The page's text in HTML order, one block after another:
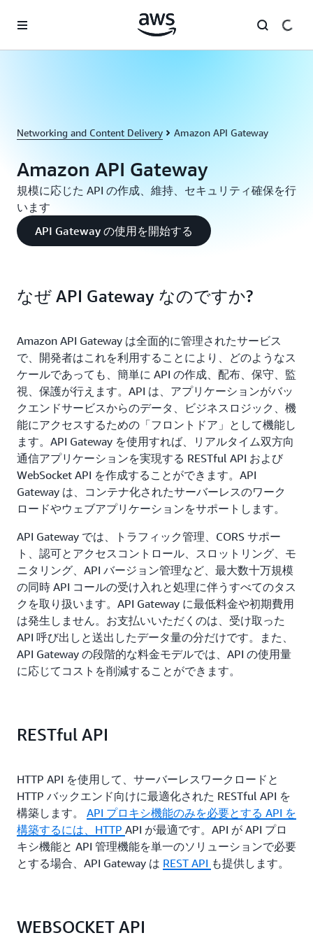
Networking and Content Delivery Amazon API Gateway
Amazon API Gateway
規模に応じた API の作成、維持、セキュリティ確保を行
います
API Gateway の使用を開始する
なぜ API Gateway なのですか?
Amazon API Gateway は全面的に管理されたサービス
で、開発者はこれを利用することにより、どのようなス
ケールであっても、簡単に API の作成、配布、保守、監
視、保護が行えます。API は、アプリケーションがバッ
クエンドサービスからのデータ、ビジネスロジック、機
能にアクセスするための「フロントドア」として機能し
ます。API Gateway を使用すれば、リアルタイム双方向
通信アプリケーションを実現する RESTful API および
WebSocket API を作成することができます。API
Gateway は、コンテナ化されたサーバーレスのワーク
ロードやウェブアプリケーションをサポートします。
API Gateway では、トラフィック管理、CORS サポー
ト、認可とアクセスコントロール、スロットリング、モ
ニタリング、API バージョン管理など、最大数十万規模
の同時 API コールの受け入れと処理に伴うすべてのタス
クを取り扱います。API Gateway に最低料金や初期費用
は発生しません。お支払いいただくのは、受け取った
API 呼び出しと送出したデータ量の分だけです。また、
API Gateway の段階的な料金モデルでは、API の使用量
に応じてコストを削減することができます。
RESTful API
HTTP API を使用して、サーバーレスワークロードと
HTTP バックエンド向けに最適化された RESTful API を
構築します。 API プロキシ機能のみを必要とする API を
構築するには、HTTP API が最適です。API が API プロ
キシ機能と API 管理機能を単一のソリューションで必要
とする場合、API Gateway は REST API も提供します。
WEBSOCKET API